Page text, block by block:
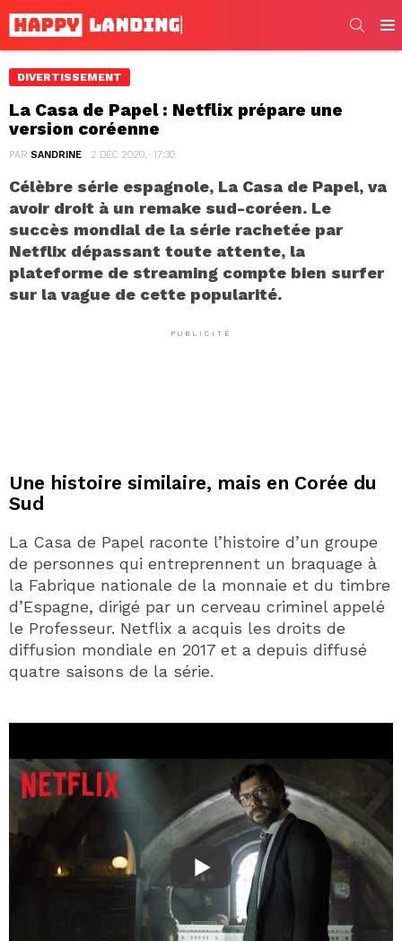
DIVERTISSEMENT
La Casa de Papel : Netflix prépare une
version coréenne
PAR SANDRINE 2 DÉC 2020, · 17:30
Célèbre série espagnole, La Casa de Papel, va
avoir droit à un remake sud-coréen. Le
succès mondial de la série rachetée par
Netflix dépassant toute attente, la
plateforme de streaming compte bien surfer
sur la vague de cette popularité.
PUBLICITÉ
Une histoire similaire, mais en Corée du
Sud
La Casa de Papel raconte l’histoire d’un groupe
de personnes qui entreprennent un braquage à
la Fabrique nationale de la monnaie et du timbre
d’Espagne, dirigé par un cerveau criminel appelé
le Professeur. Netflix a acquis les droits de
diffusion mondiale en 2017 et a depuis diffusé
quatre saisons de la série.